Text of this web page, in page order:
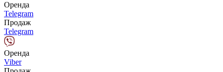
Оренда
Telegram
Продаж
Telegram
Оренда
Viber